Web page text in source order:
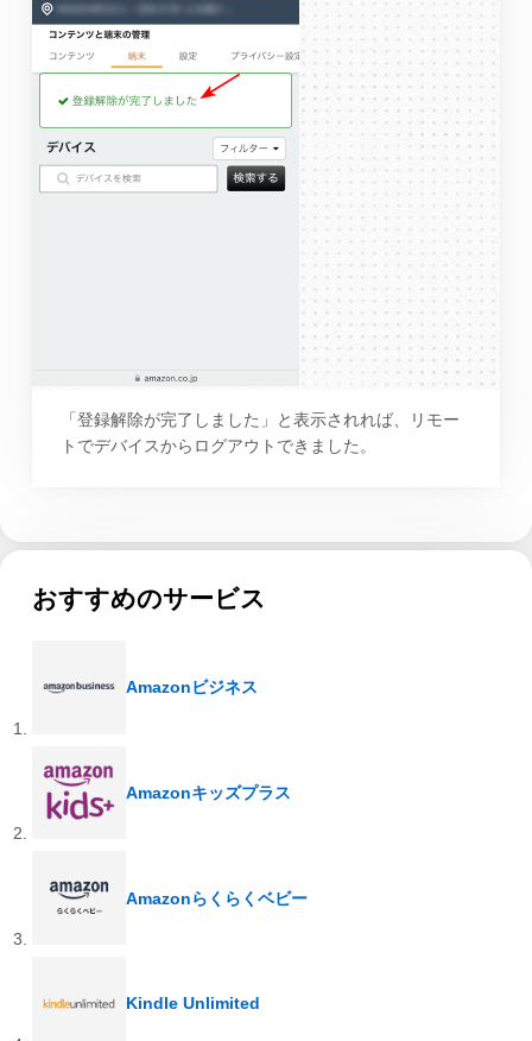
「登録解除が完了しました」と表示されれば、リモー
トでデバイスからログアウトできました。
おすすめのサービス
Amazonビジネス
Amazonキッズプラス
Amazonらくらくベビー
Kindle Unlimited